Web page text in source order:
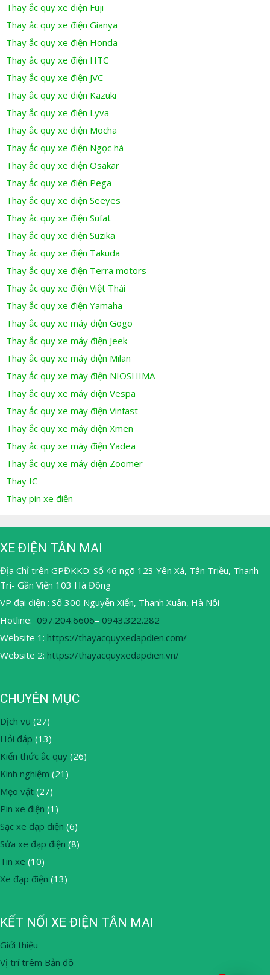
Thay ắc quy xe điện Fuji
Thay ắc quy xe điện Gianya
Thay ắc quy xe điện Honda
Thay ắc quy xe điện HTC
Thay ắc quy xe điện JVC
Thay ắc quy xe điện Kazuki
Thay ắc quy xe điện Lyva
Thay ắc quy xe điện Mocha
Thay ắc quy xe điện Ngọc hà
Thay ắc quy xe điện Osakar
Thay ắc quy xe điện Pega
Thay ắc quy xe điện Seeyes
Thay ắc quy xe điện Sufat
Thay ắc quy xe điện Suzika
Thay ắc quy xe điện Takuda
Thay ắc quy xe điện Terra motors
Thay ắc quy xe điện Việt Thái
Thay ắc quy xe điện Yamaha
Thay ắc quy xe máy điện Gogo
Thay ắc quy xe máy điện Jeek
Thay ắc quy xe máy điện Milan
Thay ắc quy xe máy điện NIOSHIMA
Thay ắc quy xe máy điện Vespa
Thay ắc quy xe máy điện Vinfast
Thay ắc quy xe máy điện Xmen
Thay ắc quy xe máy điện Yadea
Thay ắc quy xe máy điện Zoomer
Thay IC
Thay pin xe điện
XE ĐIỆN TÂN MAI
Địa Chỉ trên GPĐKKD: Số 46 ngõ 123 Yên Xá, Tân Triều, Thanh
Trì- Gần Viện 103 Hà Đông
VP đại diện : Số 300 Nguyễn Xiển, Thanh Xuân, Hà Nội
Hotline: 097.204.6606– 0943.322.282
Website 1: https://thayacquyxedapdien.com/
Website 2: https://thayacquyxedapdien.vn/
CHUYÊN MỤC
Dịch vụ (27)
Hỏi đáp (13)
Kiến thức ắc quy (26)
Kinh nghiệm (21)
Mẹo vặt (27)
Pin xe điện (1)
Sạc xe đạp điện (6)
Sửa xe đạp điện (8)
Tin xe (10)
Xe đạp điện (13)
KẾT NỐI XE ĐIỆN TÂN MAI
Giới thiệu
Vị trí trêm Bản đồ